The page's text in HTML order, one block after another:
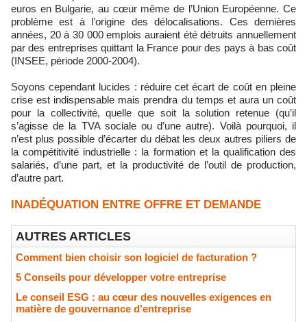
euros en Bulgarie, au cœur même de l’Union Européenne. Ce
problème est à l’origine des délocalisations. Ces dernières
années, 20 à 30 000 emplois auraient été détruits annuellement
par des entreprises quittant la France pour des pays à bas coût
(INSEE, période 2000-2004).
Soyons cependant lucides : réduire cet écart de coût en pleine
crise est indispensable mais prendra du temps et aura un coût
pour la collectivité, quelle que soit la solution retenue (qu’il
s’agisse de la TVA sociale ou d’une autre). Voilà pourquoi, il
n’est plus possible d’écarter du débat les deux autres piliers de
la compétitivité industrielle : la formation et la qualification des
salariés, d’une part, et la productivité de l’outil de production,
d’autre part.
INADÉQUATION ENTRE OFFRE ET DEMANDE
AUTRES ARTICLES
Comment bien choisir son logiciel de facturation ?
5 Conseils pour développer votre entreprise
Le conseil ESG : au cœur des nouvelles exigences en
matière de gouvernance d'entreprise